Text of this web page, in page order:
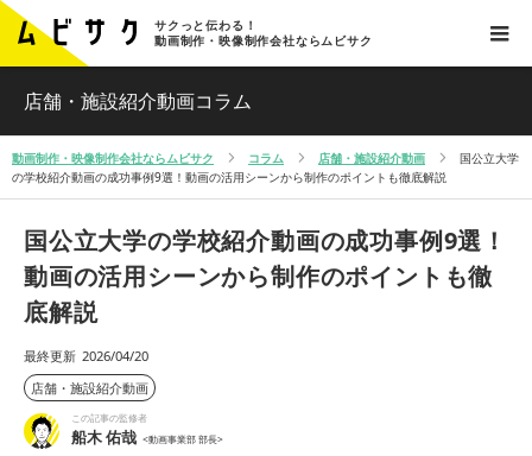
サクっと伝わる！
動画制作・映像制作会社ならムビサク
店舗・施設紹介動画コラム
動画制作・映像制作会社ならムビサク コラム 店舗・施設紹介動画
国公立大学
の学校紹介動画の成功事例9選！動画の活用シーンから制作のポイントも徹底解説
国公立大学の学校紹介動画の成功事例9選！
動画の活用シーンから制作のポイントも徹
底解説
最終更新 2026/04/20
店舗・施設紹介動画
この記事の監修者
船木 佑哉 <動画事業部 部長>